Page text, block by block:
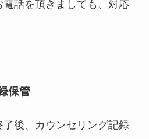
電話を頂きましても、対応
保管
後、カウンセリング記録